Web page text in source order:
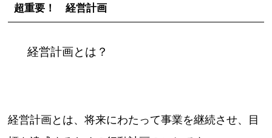
超重要！ 経営計画
経営計画とは？
経営計画とは、将来にわたって事業を継続させ、目